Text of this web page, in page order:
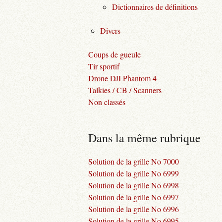
Dictionnaires de définitions
Divers
Coups de gueule
Tir sportif
Drone DJI Phantom 4
Talkies / CB / Scanners
Non classés
Dans la même rubrique
Solution de la grille No 7000
Solution de la grille No 6999
Solution de la grille No 6998
Solution de la grille No 6997
Solution de la grille No 6996